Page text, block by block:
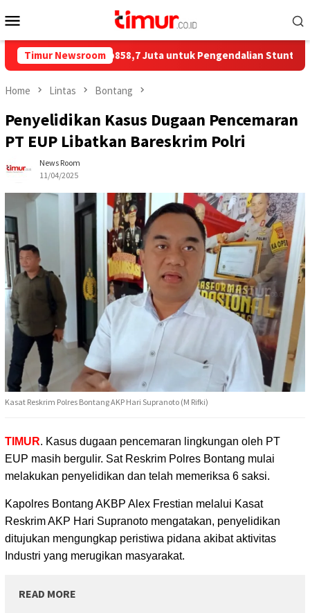
to
Menu
Timur Newsroom
Salurkan Rp858,7 Juta untuk Pengendalian Stunting di Kota
Home Lintas Bontang
Penyelidikan Kasus Dugaan Pencemaran
PT EUP Libatkan Bareskrim Polri
News Room
11/04/2025
Kasat Reskrim Polres Bontang AKP Hari Supranoto (M Rifki)
TIMUR. Kasus dugaan pencemaran lingkungan oleh PT
EUP masih bergulir. Sat Reskrim Polres Bontang mulai
melakukan penyelidikan dan telah memeriksa 6 saksi.
Kapolres Bontang AKBP Alex Frestian melalui Kasat
Reskrim AKP Hari Supranoto mengatakan, penyelidikan
ditujukan mengungkap peristiwa pidana akibat aktivitas
Industri yang merugikan masyarakat.
READ MORE